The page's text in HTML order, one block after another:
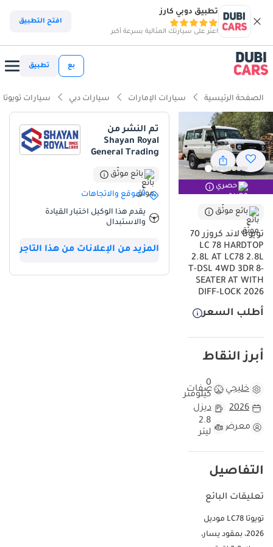
تطبيق دوبي كارز
اعثر على سيارتك المثالية بسرعة أكبر
افتح التطبيق
بع تطبيق
الصفحة الرئيسية سيارات الإمارات سيارات دبي سيارات تويوتا
حصري
بائع موثّق
تويوتا لاند كروزر 70
LC 78 HARDTOP
2.8L AT LC78 2.8L
T-DSL 4WD 3DR 8-
SEATER AT WITH
DIFF-LOCK 2026
أطلب السعر
أبرز النقاط
خليجي مواصفات
0
كيلومتر
2026
ديزل
معرض
2.8
ليتر
التفاصيل
تعليقات البائع
تويوتا LC78 موديل
2026، بمقود يسار،
تم النشر من
Shayan Royal
General Trading
بائع موثّق
الموقع والاتجاهات
يقدم هذا الوكيل اختبار القيادة
والاستبدال
المزيد من الإعلانات من هذا التاجر
ذكاء دوبي كارز
ذكاء دوبيكارز
مؤهلة فعلياً للسير على الطرق الوعرة
أقل نسبة انخفاض في القيمة في الفئة
سعة 7 مقاعد أو أكثر مع مقاعد كابتن
في المنطقة، فهي تجمع بين المحرك الديزل الجديد وناقل الحركة
الأوتوماتيكي الذي طال انتظاره، مما يجعلها مثالية للباحثين عن القوة
والراحة في آن واحد. بفضل لونها الأبيض الذي يعد الأكثر طلباً وإعادة بيعاً
في أسواق الخليج، تضمن هذه السيارة الحفاظ على قيمتها بشكل مذهل
عبر السنوات. يتفوق هذا الطراز على منافسيه بموثوقيته الأسطورية
الطراز تحديداً هو ندرة المواصفات التي تجمع بين ناقل الحركة الأوتوماتيكي
بالنسبة للمشتري الخليجي، تعتبر هذه السيارة استثماراً طويل الأمد نظراً
لتوافر قطع غيارها وسهولة صيانتها في أي مدينة من مدن مجلس
هذه السيارة مقارنة بسيارات 2026 Land Cruiser 70 الأخرى
الكلاسيكي. مع كونها سيارة جديدة كلياً، فإن المشتري سيستفيد من
العمر الافتراضي الكامل للمكونات الميكانيكية، وهو أمر حيوي في بيئة
القيادة الخليجية التي تتطلب جهداً عالياً من المحرك وجهاز التبريد. اللون
الأبيض الخارجي ليس مجرد خيار جمالي، بل هو ميزة عملية كونه يقلل من
امتصاص الحرارة خلال فصل الصيف الطويل، ويزيد من جاذبية السيارة عند
الرغبة في إعادة البيع مستقبلاً في السوق المحلي. مقارنة بالنسخ
المستعملة أو الموديلات الأقدم، توفر هذه السيارة راحة بال تامة بفضل
المالك في مقدمة مستخدمي التكنولوجيا الجديدة لناقل الحركة